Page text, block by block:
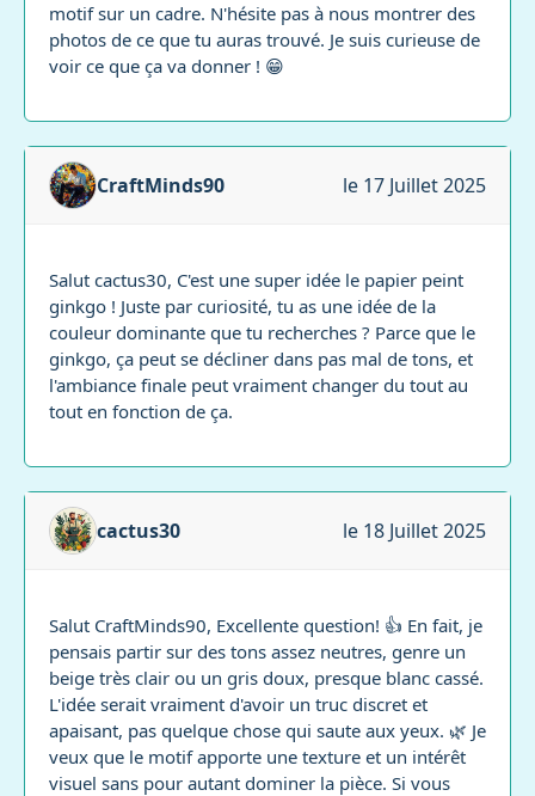
motif sur un cadre. N'hésite pas à nous montrer des
photos de ce que tu auras trouvé. Je suis curieuse de
voir ce que ça va donner ! 😁
CraftMinds90 le 17 Juillet 2025
Salut cactus30, C'est une super idée le papier peint
ginkgo ! Juste par curiosité, tu as une idée de la
couleur dominante que tu recherches ? Parce que le
ginkgo, ça peut se décliner dans pas mal de tons, et
l'ambiance finale peut vraiment changer du tout au
tout en fonction de ça.
cactus30 le 18 Juillet 2025
Salut CraftMinds90, Excellente question! 👍 En fait, je
pensais partir sur des tons assez neutres, genre un
beige très clair ou un gris doux, presque blanc cassé.
L'idée serait vraiment d'avoir un truc discret et
apaisant, pas quelque chose qui saute aux yeux. 🌿 Je
veux que le motif apporte une texture et un intérêt
visuel sans pour autant dominer la pièce. Si vous